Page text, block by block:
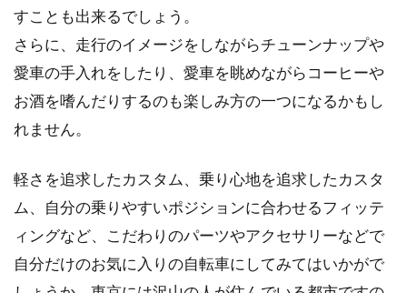
あります。...
自転車のスプロケットを交換・洗浄
スプロケットはチェーン、チェーンリングと並
です。...
すことも出来るでしょう。
さらに、走行のイメージをしながらチューンナップや
愛車の手入れをしたり、愛車を眺めながらコーヒーや
お酒を嗜んだりするのも楽しみ方の一つになるかもし
れません。
軽さを追求したカスタム、乗り心地を追求したカスタ
ム、自分の乗りやすいポジションに合わせるフィッテ
ィングなど、こだわりのパーツやアクセサリーなどで
自分だけのお気に入りの自転車にしてみてはいかがで